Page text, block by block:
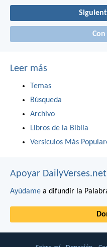
Leer más
Temas
Búsqueda
Archivo
Libros de la Biblia
Versículos Más
Apoyar DailyVerses.net
Ayúdame a difundir la